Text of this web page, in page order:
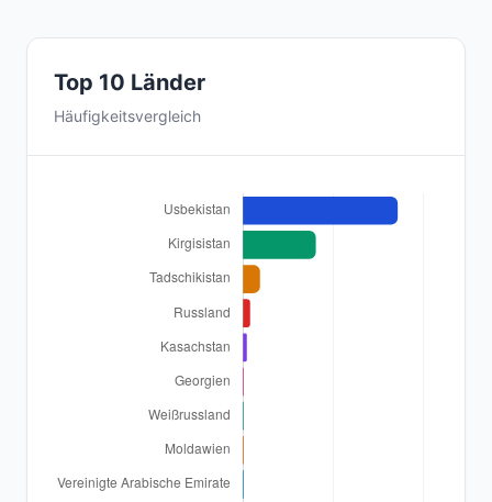
Top 10 Länder
Häufigkeitsvergleich